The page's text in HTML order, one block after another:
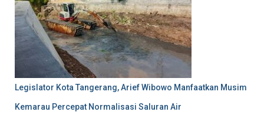
Legislator Kota Tangerang, Arief Wibowo Manfaatkan Musim
Kemarau Percepat Normalisasi Saluran Air